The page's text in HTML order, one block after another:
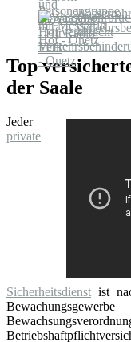
Top
der Saale
Jeder
private
Sicherheitsdienst ist